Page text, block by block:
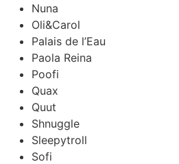
Nuna
Oli&Carol
Palais de l’Eau
Paola Reina
Poofi
Quax
Quut
Shnuggle
Sleepytroll
Sofi